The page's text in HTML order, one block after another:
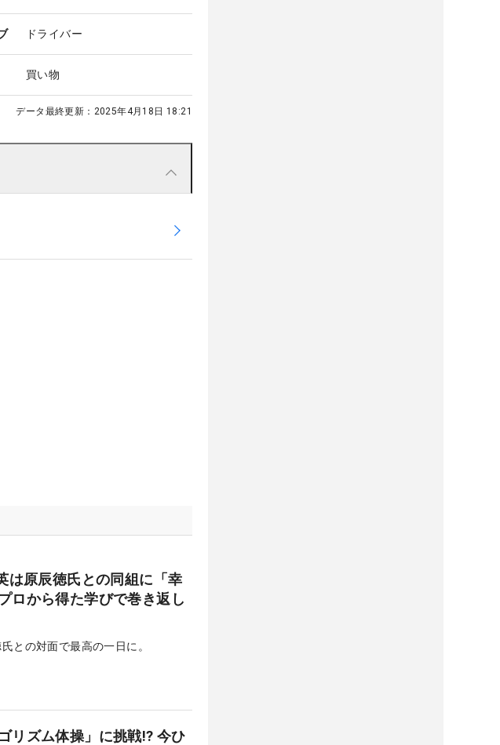
ドライバー
買い物
データ最終更新： 2025年4月18日 18:21
は原辰徳氏との同組に「幸
から得た学びで巻き返し
との対面で最高の一日に。
リズム体操」に挑戦!? 今ひ